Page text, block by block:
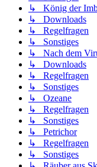
↳ König der
↳ Downloads
↳ Regelfragen
↳ Sonstiges
↳ Nach dem
↳ Downloads
↳ Regelfragen
↳ Sonstiges
↳ Ozeane
↳ Regelfragen
↳ Sonstiges
↳ Petrichor
↳ Regelfragen
↳ Sonstiges